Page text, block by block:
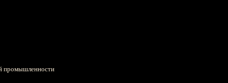
промышленности